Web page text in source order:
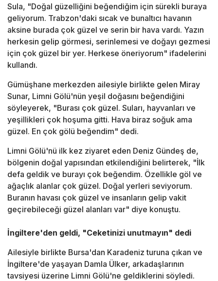
Sula, "Doğal güzelliğini beğendiğim için sürekli buraya
geliyorum. Trabzon'daki sıcak ve bunaltıcı havanın
aksine burada çok güzel ve serin bir hava vardı. Yazın
herkesin gelip görmesi, serinlemesi ve doğayı gezmesi
için çok güzel bir yer. Herkese öneriyorum" ifadelerini
kullandı.
Gümüşhane merkezden ailesiyle birlikte gelen Miray
Sunar, Limni Gölü'nün yeşil doğasını beğendiğini
söyleyerek, "Burası çok güzel. Suları, hayvanları ve
yeşillikleri çok hoşuma gitti. Hava biraz soğuk ama
güzel. En çok gölü beğendim" dedi.
Limni Gölü'nü ilk kez ziyaret eden Deniz Gündeş de,
bölgenin doğal yapısından etkilendiğini belirterek, "İlk
defa geldik ve burayı çok beğendim. Özellikle göl ve
ağaçlık alanlar çok güzel. Doğal yerleri seviyorum.
Buranın havası çok güzel ve insanların gelip vakit
geçirebileceği güzel alanları var" diye konuştu.
İngiltere'den geldi, "Ceketinizi unutmayın" dedi
Ailesiyle birlikte Bursa'dan Karadeniz turuna çıkan ve
İngiltere'de yaşayan Damla Ülker, arkadaşlarının
tavsiyesi üzerine Limni Gölü'ne geldiklerini söyledi.